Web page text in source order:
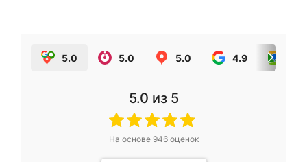
5.0 5.0 5.0 4.9
5.0 из 5
На основе 946оценок